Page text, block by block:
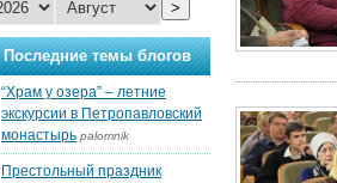
>
Последние темы блогов
“Храм у озера” – летние
экскурсии в Петропавловский
монастырь palomnik
Престольный праздник